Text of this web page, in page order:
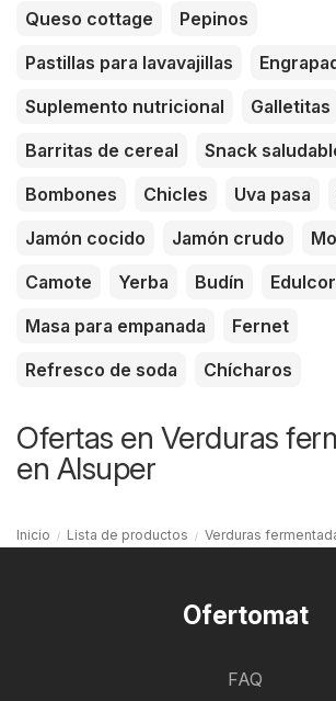
Queso cottage
Pepinos
Pastillas para lavavajillas
Suplemento nutricional
Galletitas
Barritas de cereal
Snack
Bombones
Chicles Uva pasa
Jamón cocido
Jamón crudo
Camote
Yerba Budín
Masa para empanada
Fernet
Refresco de soda
Chícharos
Ofertas en Verduras
en Alsuper
Inicio Lista de productos Verduras
Ofertomat
FAQ